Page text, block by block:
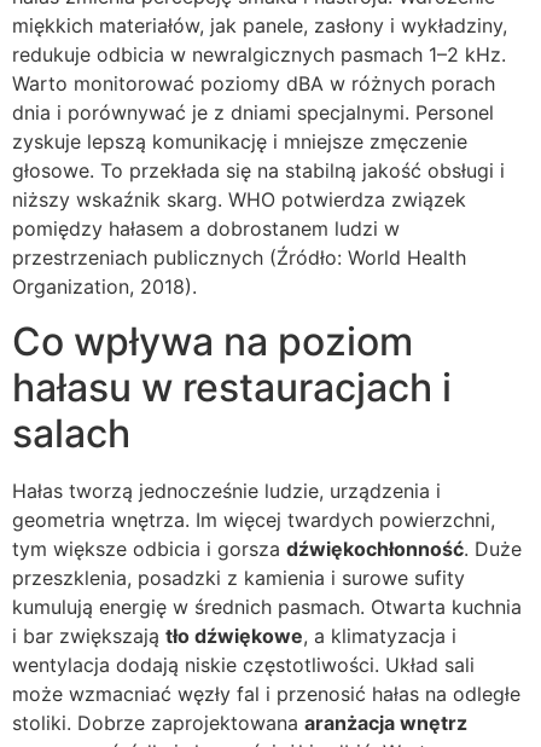
miękkich materiałów, jak panele, zasłony i wykładziny,
redukuje odbicia w newralgicznych pasmach 1–2 kHz.
Warto monitorować poziomy dBA w różnych porach
dnia i porównywać je z dniami specjalnymi. Personel
zyskuje lepszą komunikację i mniejsze zmęczenie
głosowe. To przekłada się na stabilną jakość obsługi i
niższy wskaźnik skarg. WHO potwierdza związek
pomiędzy hałasem a dobrostanem ludzi w
przestrzeniach publicznych (Źródło: World Health
Organization, 2018).
Co wpływa na poziom
hałasu w restauracjach i
salach
Hałas tworzą jednocześnie ludzie, urządzenia i
geometria wnętrza. Im więcej twardych powierzchni,
tym większe odbicia i gorsza dźwiękochłonność. Duże
przeszklenia, posadzki z kamienia i surowe sufity
kumulują energię w średnich pasmach. Otwarta kuchnia
i bar zwiększają tło dźwiękowe, a klimatyzacja i
wentylacja dodają niskie częstotliwości. Układ sali
może wzmacniać węzły fal i przenosić hałas na odległe
stoliki. Dobrze zaprojektowana aranżacja wnętrz